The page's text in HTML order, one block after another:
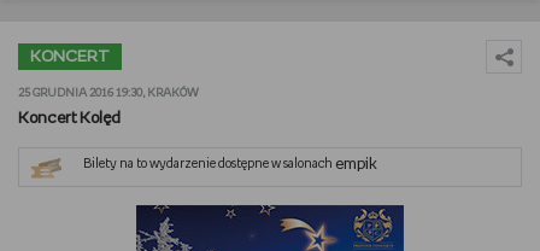
OGLĄDAM
PREZENTOWNIKI
KONCERT
25 GRUDNIA 2016 19:30, KRAKÓW
Koncert Kolęd
Bilety na to wydarzenie dostępne w salonach empik